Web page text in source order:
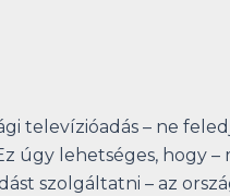
televízióadás – ne
úgy lehetséges, hogy
szolgáltatni – az